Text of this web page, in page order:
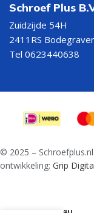
Schroef Plus
Zuidzijde 54H
2411RS
Tel 0623440638
© 2025 –
ontwikkeling: Grip